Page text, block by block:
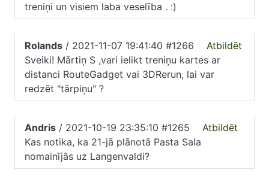
treniņi un visiem laba veselība . :)
Rolands / 2021-11-07 19:41:40 #1266
Atbildēt
Sveiki! Mārtiņ S ,vari ielikt treniņu kartes ar
distanci RouteGadget vai 3DRerun, lai var
redzēt "tārpiņu" ?
Andris / 2021-10-19 23:35:10 #1265
Atbildēt
Kas notika, ka 21-jā plānotā Pasta Sala
nomainījās uz Langenvaldi?